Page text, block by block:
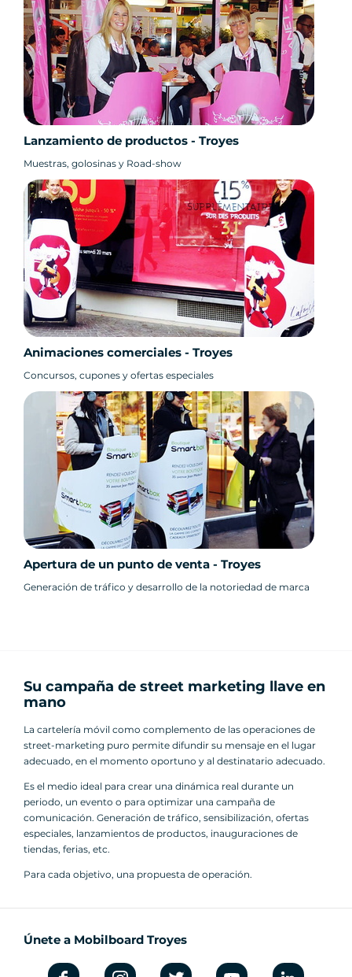
Lanzamiento de productos - Troyes
Muestras, golosinas y Road-show
Animaciones comerciales - Troyes
Concursos, cupones y ofertas especiales
Apertura de un punto de venta - Troyes
Generación de tráfico y desarrollo de la notoriedad de marca
Su campaña de street marketing llave en
mano
La cartelería móvil como complemento de las operaciones de
street-marketing puro permite difundir su mensaje en el lugar
adecuado, en el momento oportuno y al destinatario adecuado.
Es el medio ideal para crear una dinámica real durante un
periodo, un evento o para optimizar una campaña de
comunicación. Generación de tráfico, sensibilización, ofertas
especiales, lanzamientos de productos, inauguraciones de
tiendas, ferias, etc.
Para cada objetivo, una propuesta de operación.
Únete a Mobilboard Troyes